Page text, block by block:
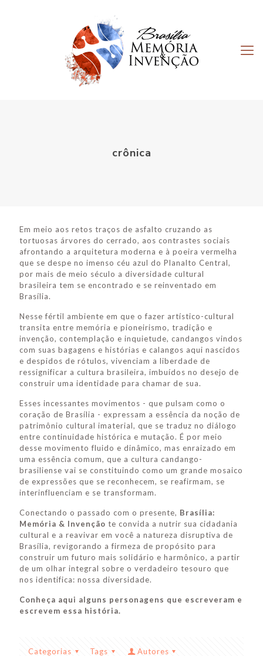
crônica
Em meio aos retos traços de asfalto cruzando as
tortuosas árvores do cerrado, aos contrastes sociais
afrontando a arquitetura moderna e à poeira vermelha
que se despe no imenso céu azul do Planalto Central,
por mais de meio século a diversidade cultural
brasileira tem se encontrado e se reinventado em
Brasília.
Nesse fértil ambiente em que o fazer artístico-cultural
transita entre memória e pioneirismo, tradição e
invenção, contemplação e inquietude, candangos vindos
com suas bagagens e histórias e calangos aqui nascidos
e despidos de rótulos, vivenciam a liberdade de
ressignificar a cultura brasileira, imbuídos no desejo de
construir uma identidade para chamar de sua.
Esses incessantes movimentos - que pulsam como o
coração de Brasília - expressam a essência da noção de
patrimônio cultural imaterial, que se traduz no diálogo
entre continuidade histórica e mutação. É por meio
desse movimento fluido e dinâmico, mas enraizado em
uma essência comum, que a cultura candango-
brasiliense vai se constituindo como um grande mosaico
de expressões que se reconhecem, se reafirmam, se
interinfluenciam e se transformam.
Conectando o passado com o presente, Brasília:
Memória & Invenção te convida a nutrir sua cidadania
cultural e a reavivar em você a natureza disruptiva de
Brasília, revigorando a firmeza de propósito para
construir um futuro mais solidário e harmônico, a partir
de um olhar integral sobre o verdadeiro tesouro que
nos identifica: nossa diversidade.
Conheça aqui alguns personagens que escreveram e
escrevem essa história.
Categorias Tags
Autores